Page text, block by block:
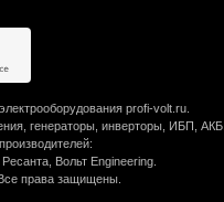
profi-volt.ru.
генераторы, инверторы, ИБП, АКБ.
Вольт Engineering.
права защищены.